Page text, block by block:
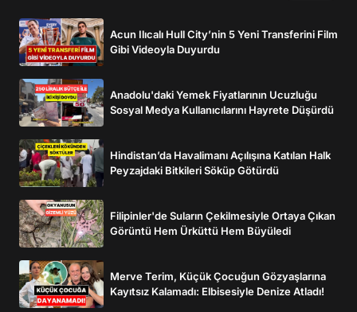
Acun Ilıcalı Hull City’nin 5 Yeni Transferini Film
Gibi Videoyla Duyurdu
Anadolu'daki Yemek Fiyatlarının Ucuzluğu
Sosyal Medya Kullanıcılarını Hayrete Düşürdü
Hindistan’da Havalimanı Açılışına Katılan Halk
Peyzajdaki Bitkileri Söküp Götürdü
Filipinler'de Suların Çekilmesiyle Ortaya Çıkan
Görüntü Hem Ürküttü Hem Büyüledi
Merve Terim, Küçük Çocuğun Gözyaşlarına
Kayıtsız Kalamadı: Elbisesiyle Denize Atladı!